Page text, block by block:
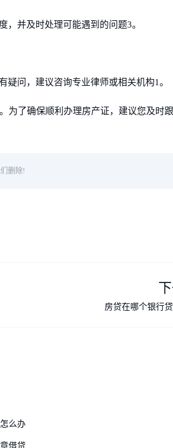
并及时处理可能遇到的问题3。
问，建议咨询专业律师或相关机构1。
为了确保顺利办理房产证，建议您及时
删除!
房贷在哪个银行
么办
借贷